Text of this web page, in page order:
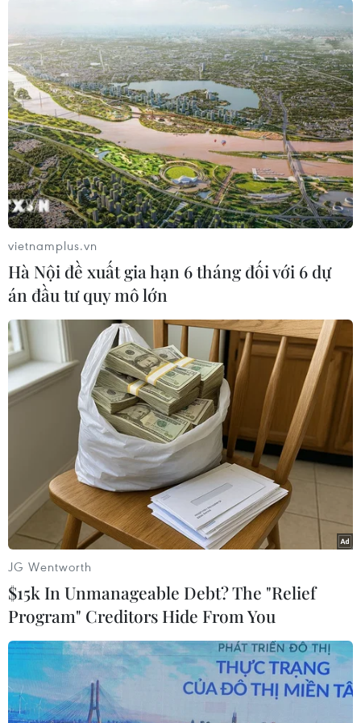
(TTXVN/Vietnam+)
#Liên hợp quốc #Đông Jerusalem
#Kế hoạch thế kỷ
#Kế hoạch Hòa bình Trung Đông
#Donald Trump
Mỹ
Palestine
Theo dõi VietnamPlus
TIN LIÊN QUAN
vietnamplus.vn
Hà Nội đề xuất gia hạn 6 tháng đối với 6 dự
án đầu tư quy mô lớn
JG Wentworth
$15k In Unmanageable Debt? The "Relief
Program" Creditors Hide From You